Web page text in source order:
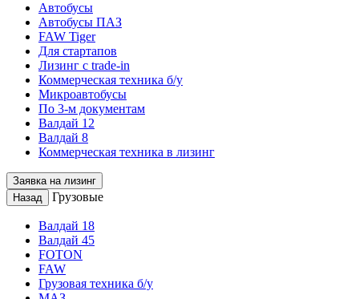
Автобусы
Автобусы ПАЗ
FAW Tiger
Для стартапов
Лизинг с trade-in
Коммерческая техника б/у
Микроавтобусы
По 3-м документам
Валдай 12
Валдай 8
Коммерческая техника в лизинг
Заявка на лизинг
Назад
Грузовые
Валдай 18
Валдай 45
FOTON
FAW
Грузовая техника б/у